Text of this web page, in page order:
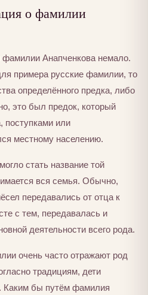
о фамилии
фамилии Анапченкова немало.
примера русские фамилии, то
определённого предка, либо
это был предок, который
поступками или
местному населению.
стать название той
вся семья. Обычно,
передавались от отца к
с тем, передавалась и
деятельности всего рода.
очень часто отражают род
традициям, дети
бы путём фамилия